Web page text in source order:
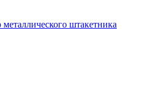
металлического штакетника